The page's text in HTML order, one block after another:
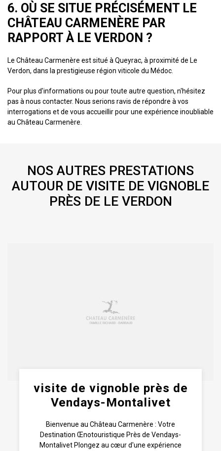
6. OÙ SE SITUE PRÉCISÉMENT LE
CHÂTEAU CARMENÈRE PAR
RAPPORT À LE VERDON ?
Le Château Carmenère est situé à Queyrac, à proximité de Le
Verdon, dans la prestigieuse région viticole du Médoc.
Pour plus d'informations ou pour toute autre question, n'hésitez
pas à nous contacter. Nous serions ravis de répondre à vos
interrogations et de vous accueillir pour une expérience inoubliable
au Château Carmenère.
NOS AUTRES PRESTATIONS
AUTOUR DE VISITE DE VIGNOBLE
PRÈS DE LE VERDON
visite de vignoble près de
Vendays-Montalivet
Bienvenue au Château Carmenère : Votre
Destination Œnotouristique Près de Vendays-
Montalivet Plongez au cœur d'une expérience